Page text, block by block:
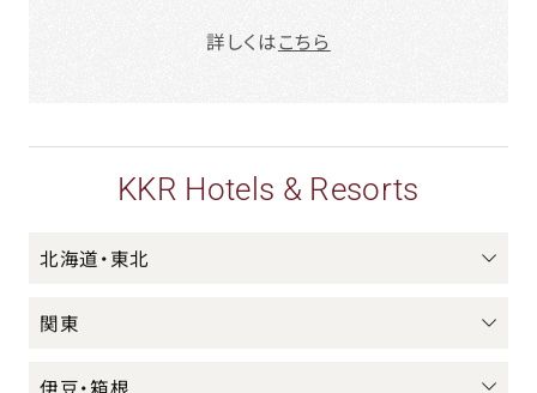
詳しくはこちら
KKR Hotels & Resorts
北海道・東北
関東
伊豆・箱根